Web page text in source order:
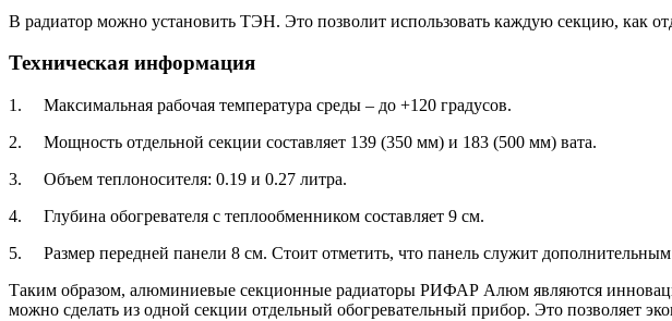
В радиатор можно установить ТЭН. Это позволит использовать каждую секцию, как
Техническая информация
1.
Максимальная рабочая температура среды – до +120 градусов.
2.
Мощность отдельной секции составляет 139 (350 мм) и 183 (500 мм) вата.
3.
Объем теплоносителя: 0.19 и 0.27 литра.
4.
Глубина обогревателя с теплообменником составляет 9 см.
5.
Размер передней панели 8 см. Стоит отметить, что панель служит
Таким образом, алюминиевые секционные радиаторы РИФАР Алюм являются
можно сделать из одной секции отдельный обогревательный прибор. Это позволяет